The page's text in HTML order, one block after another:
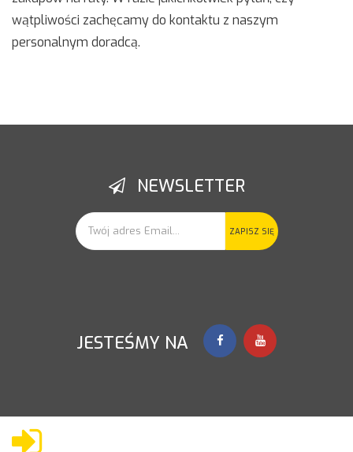
wątpliwości zachęcamy do kontaktu z naszym
personalnym doradcą.
NEWSLETTER
ZAPISZ SIĘ
JESTEŚMY NA